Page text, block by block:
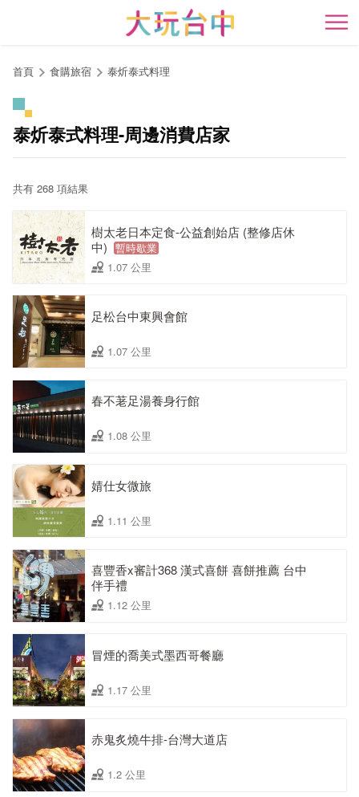
開
首頁 食購旅宿 泰炘泰式料理
泰炘泰式料理-周邊消費店家
共有 268 項結果
樹太老日本定食-公益創始店 (整修店休
中) 暫時歇業
1.07 公里
足松台中東興會館
1.07 公里
春不荖足湯養身行館
1.08 公里
婧仕女微旅
1.11 公里
喜豐香x審計368 漢式喜餅 喜餅推薦 台中
伴手禮
1.12 公里
冒煙的喬美式墨西哥餐廳
1.17 公里
赤鬼炙燒牛排-台灣大道店
1.2 公里